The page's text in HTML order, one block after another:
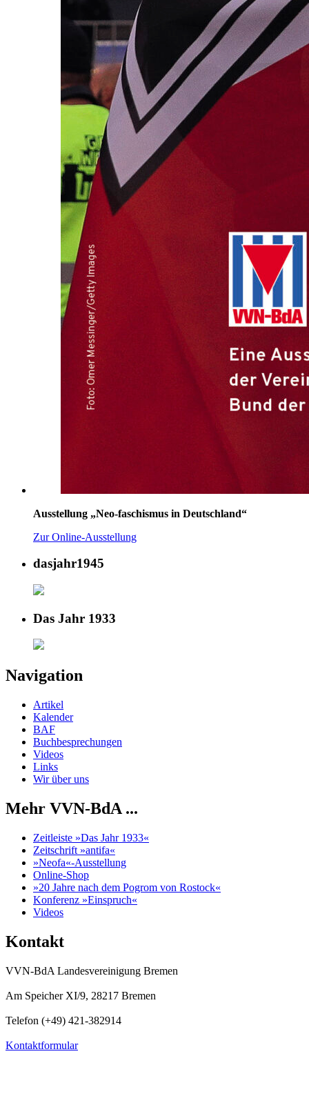
Ausstellung „Neo-faschismus in Deutschland“
Zur Online-Ausstellung
dasjahr1945
Das Jahr 1933
Navigation
Artikel
Kalender
BAF
Buchbesprechungen
Videos
Links
Wir über uns
Mehr VVN-BdA ...
Zeitleiste »Das Jahr 1933«
Zeitschrift »antifa«
»Neofa«-Ausstellung
Online-Shop
»20 Jahre nach dem Pogrom von Rostock«
Konferenz »Einspruch«
Videos
Kontakt
VVN-BdA Landesvereinigung Bremen
Am Speicher XI/9, 28217 Bremen
Telefon (+49) 421-382914
Kontaktformular